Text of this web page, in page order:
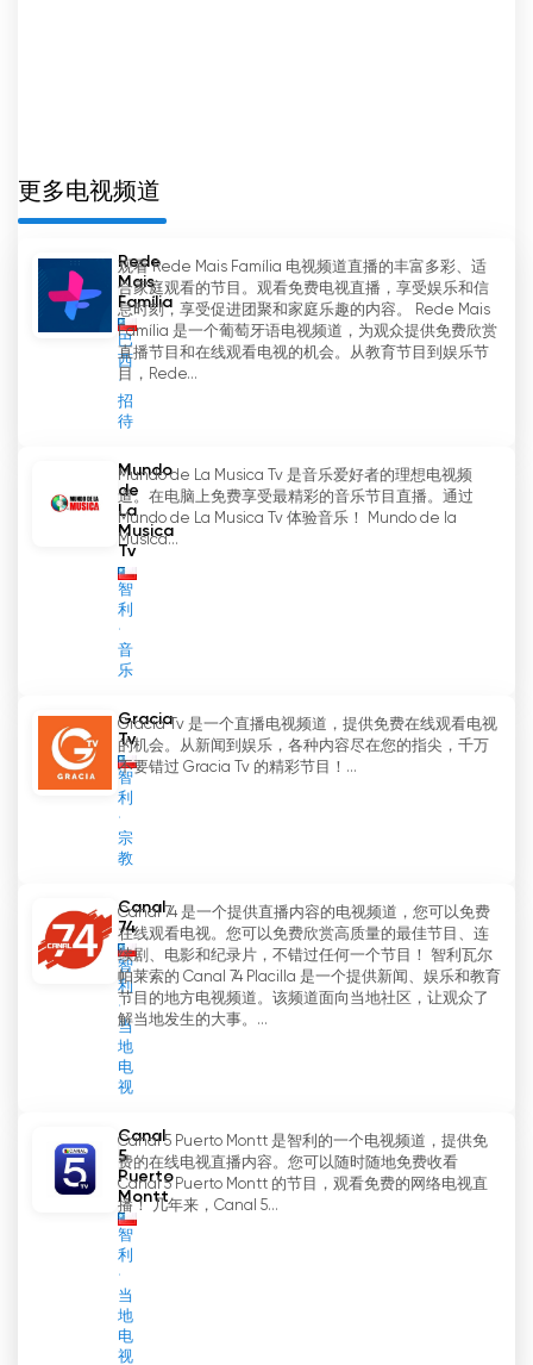
更多电视频道
Rede
Mais
Família
巴
西
招
待
观看 Rede Mais Família 电视频道直播的丰富多彩、适
合家庭观看的节目。观看免费电视直播，享受娱乐和信
息时刻，享受促进团聚和家庭乐趣的内容。 Rede Mais
Família 是一个葡萄牙语电视频道，为观众提供免费欣赏
直播节目和在线观看电视的机会。从教育节目到娱乐节
目，Rede...
Mundo
de
La
Musica
Tv
智
利
音
乐
Mundo de La Musica Tv 是音乐爱好者的理想电视频
道。在电脑上免费享受最精彩的音乐节目直播。通过
Mundo de La Musica Tv 体验音乐！ Mundo de la
Musica...
Gracia
Tv
智
利
宗
教
Gracia Tv 是一个直播电视频道，提供免费在线观看电视
的机会。从新闻到娱乐，各种内容尽在您的指尖，千万
不要错过 Gracia Tv 的精彩节目！...
Canal
74
智
利
当
地
电
视
Canal 74 是一个提供直播内容的电视频道，您可以免费
在线观看电视。您可以免费欣赏高质量的最佳节目、连
续剧、电影和纪录片，不错过任何一个节目！ 智利瓦尔
帕莱索的 Canal 74 Placilla 是一个提供新闻、娱乐和教育
节目的地方电视频道。该频道面向当地社区，让观众了
解当地发生的大事。...
Canal
5
Puerto
Montt
智
利
当
地
电
视
Canal 5 Puerto Montt 是智利的一个电视频道，提供免
费的在线电视直播内容。您可以随时随地免费收看
Canal 5 Puerto Montt 的节目，观看免费的网络电视直
播！ 几年来，Canal 5...